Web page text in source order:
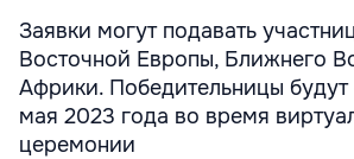
Заявки могут подавать
Восточной Европы, Ближнего
Африки. Победительницы
мая 2023 года во время
церемонии